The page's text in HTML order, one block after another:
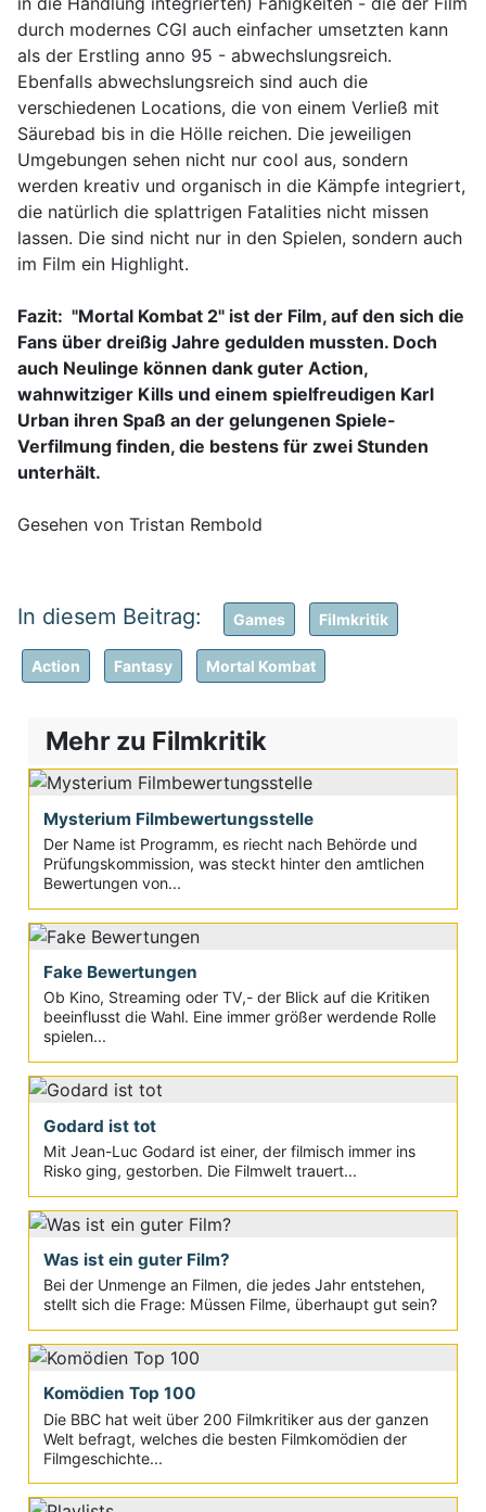
durch modernes CGI auch einfacher umsetzten kann
als der Erstling anno 95 - abwechslungsreich.
Ebenfalls abwechslungsreich sind auch die
verschiedenen Locations, die von einem Verließ mit
Säurebad bis in die Hölle reichen. Die jeweiligen
Umgebungen sehen nicht nur cool aus, sondern
werden kreativ und organisch in die Kämpfe integriert,
die natürlich die splattrigen Fatalities nicht missen
lassen. Die sind nicht nur in den Spielen, sondern auch
im Film ein Highlight.
Fazit: "Mortal Kombat 2" ist der Film, auf den sich die
Fans über dreißig Jahre gedulden mussten. Doch
auch Neulinge können dank guter Action,
wahnwitziger Kills und einem spielfreudigen Karl
Urban ihren Spaß an der gelungenen Spiele-
Verfilmung finden, die bestens für zwei Stunden
unterhält.
Gesehen von Tristan Rembold
Games Filmkritik
Action Fantasy Mortal Kombat
Mehr zu Filmkritik
Mysterium Filmbewertungsstelle
Der Name ist Programm, es riecht nach Behörde und
Prüfungskommission, was steckt hinter den amtlichen
Bewertungen von...
Fake Bewertungen
Ob Kino, Streaming oder TV,- der Blick auf die Kritiken
beeinflusst die Wahl. Eine immer größer werdende Rolle
spielen...
Godard ist tot
Mit Jean-Luc Godard ist einer, der filmisch immer ins
Risko ging, gestorben. Die Filmwelt trauert...
Was ist ein guter Film?
Bei der Unmenge an Filmen, die jedes Jahr entstehen,
stellt sich die Frage: Müssen Filme, überhaupt gut sein?
Komödien Top 100
Die BBC hat weit über 200 Filmkritiker aus der ganzen
Welt befragt, welches die besten Filmkomödien der
Filmgeschichte...